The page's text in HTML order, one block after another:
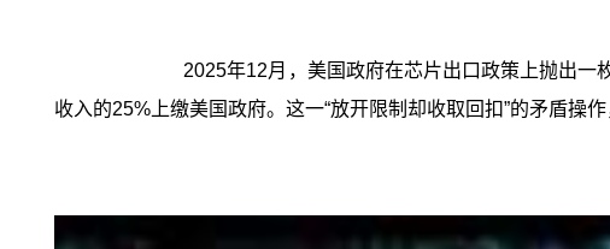
2025年12月，美国政府在芯片出口政策上抛出一
收入的25%上缴美国政府。这一“放开限制却收取回扣”的矛盾操